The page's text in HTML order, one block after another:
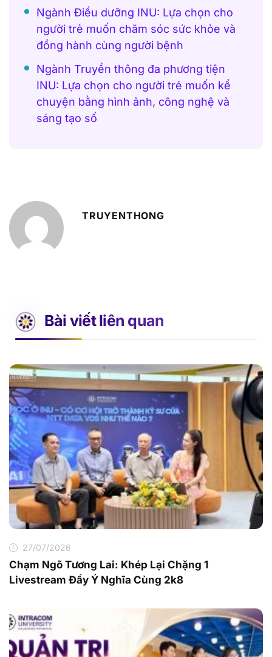
Ngành Điều dưỡng INU: Lựa chọn cho
người trẻ muốn chăm sóc sức khỏe và
đồng hành cùng người bệnh
Ngành Truyền thông đa phương tiện
INU: Lựa chọn cho người trẻ muốn kể
chuyện bằng hình ảnh, công nghệ và
sáng tạo số
TRUYENTHONG
Bài viết liên quan
27/07/2026
Chạm Ngõ Tương Lai: Khép Lại Chặng 1
Livestream Đầy Ý Nghĩa Cùng 2k8